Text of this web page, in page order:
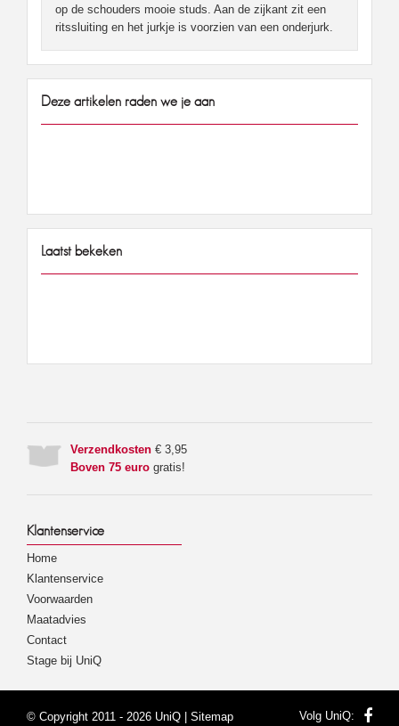
op de schouders mooie studs. Aan de zijkant zit een
ritssluiting en het jurkje is voorzien van een onderjurk.
Deze artikelen raden we je aan
Laatst bekeken
Verzendkosten € 3,95
Boven 75 euro gratis!
Klantenservice
Home
Klantenservice
Voorwaarden
Maatadvies
Contact
Stage bij UniQ
© Copyright 2011 - 2026 UniQ | Sitemap Volg UniQ: